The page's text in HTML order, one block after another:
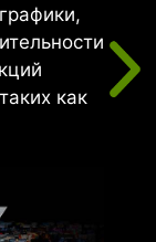
как